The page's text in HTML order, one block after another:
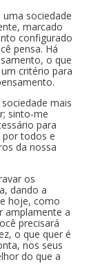
uma sociedade
marcado
configurado
pensa. Há
o que
critério para
mais
sinto-me
para
por todos e
da nossa
os
dando a
hoje, como
amplamente a
precisará
o que quer é
nos seus
do que a